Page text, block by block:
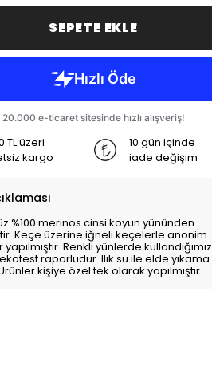
SEPETE EKLE
TL üzeri
kargo
10 gün içinde
iade değişim
%100 merinos cinsi koyun yününden
Keçe üzerine iğneli keçelerle anonim
Renkli yünlerde kullandığımız
raporludur. Ilık su ile elde yıkama
kişiye özel tek olarak yapılmıştır.